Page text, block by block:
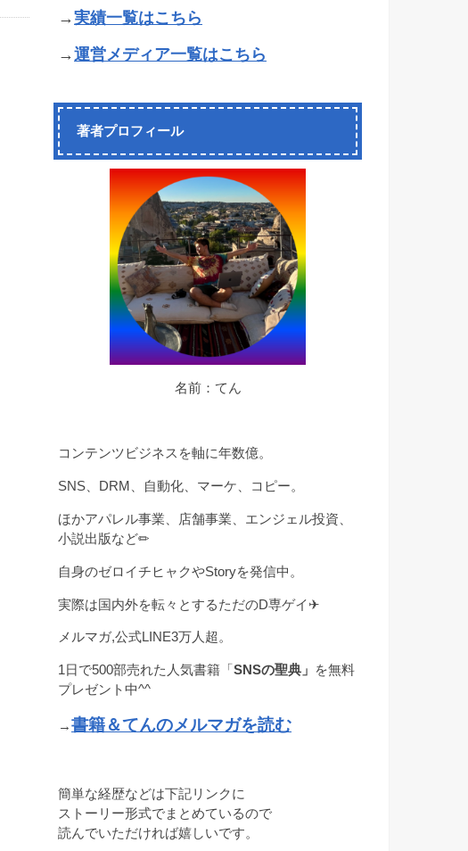
→実績一覧はこちら
→運営メディア一覧はこちら
著者プロフィール
名前：てん
コンテンツビジネスを軸に年数億。
SNS、DRM、自動化、マーケ、コピー。
ほかアパレル事業、店舗事業、エンジェル投資、
小説出版など✏︎
自身のゼロイチヒャクやStoryを発信中。
実際は国内外を転々とするただのD専ゲイ✈︎
メルマガ,公式LINE3万人超。
1日で500部売れた人気書籍「 SNSの聖典」
を無料
プレゼント中^^
→書籍＆てんのメルマガを読む
簡単な経歴などは下記リンクに
ストーリー形式でまとめているので
読んでいただければ嬉しいです。